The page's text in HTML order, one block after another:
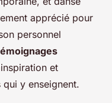
apprécié pour
personnel
et
y enseignent.